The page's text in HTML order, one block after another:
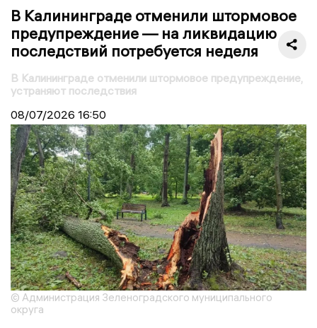
В Калининграде отменили штормовое
предупреждение — на ликвидацию
последствий потребуется неделя
В Калининграде отменили штормовое предупреждение,
устраняют последствия
08/07/2026 16:50
© Администрация Зеленоградского муниципального
округа